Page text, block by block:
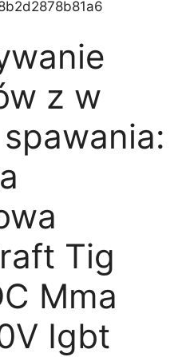
z w
Tig
Mma
Igbt